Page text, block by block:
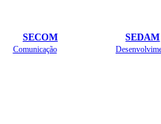
SECOM
Comunicação
SEDAM